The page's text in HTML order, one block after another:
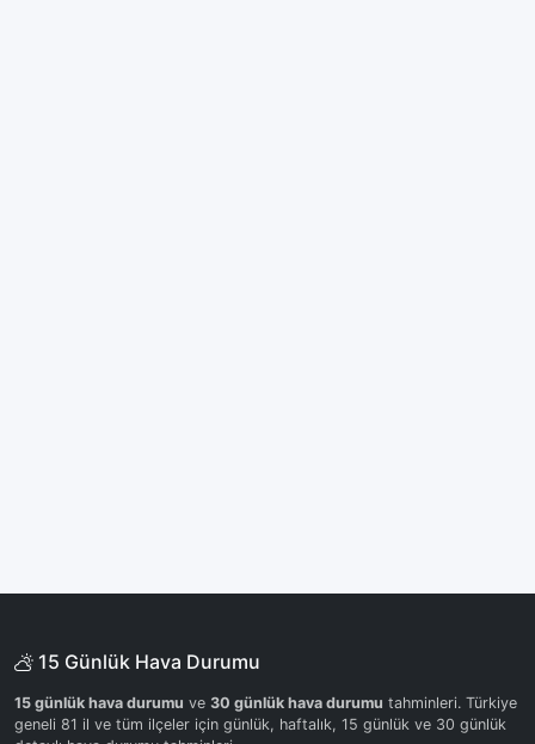
15 Günlük Hava Durumu
15 günlük hava durumu ve 30 günlük hava durumu tahminleri. Türkiye
geneli 81 il ve tüm ilçeler için günlük, haftalık, 15 günlük ve 30 günlük